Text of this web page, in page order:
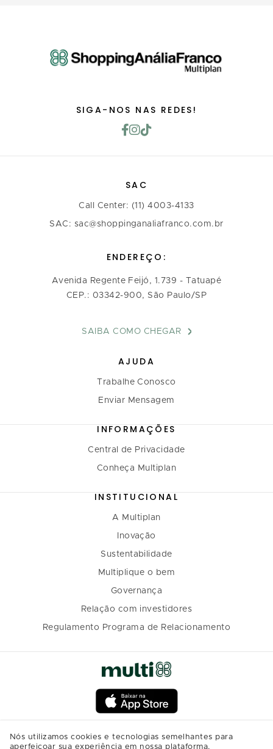
SIGA-NOS NAS REDES!
SAC
Call Center: (11) 4003-4133
SAC: sac@shoppinganaliafranco.com.br
ENDEREÇO:
Avenida Regente Feijó, 1.739 - Tatuapé
CEP.: 03342-900, São Paulo/SP
SAIBA COMO CHEGAR
AJUDA
Trabalhe Conosco
Enviar Mensagem
INFORMAÇÕES
Central de Privacidade
Conheça Multiplan
INSTITUCIONAL
A Multiplan
Inovação
Sustentabilidade
Multiplique o bem
Governança
Relação com investidores
Regulamento Programa de Relacionamento
Nós utilizamos cookies e tecnologias semelhantes para
aperfeiçoar sua experiência em nossa plataforma,